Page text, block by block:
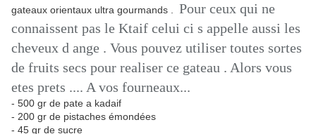
gateaux orientaux ultra gourmands . Pour ceux qui ne
connaissent pas le Ktaif celui ci s appelle aussi les
cheveux d ange . Vous pouvez utiliser toutes sortes
de fruits secs pour realiser ce gateau . Alors vous
etes prets .... A vos fourneaux...
- 500 gr de pate a kadaif
- 200 gr de pistaches émondées
- 45 gr de sucre